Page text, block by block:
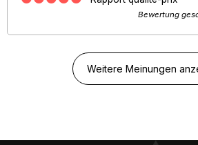
Bewertung
Weitere Meinungen